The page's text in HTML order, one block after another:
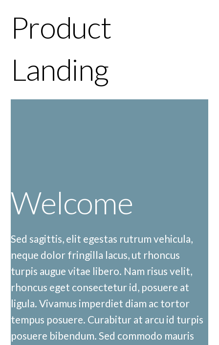
Product
Landing
Welcome
Sed sagittis, elit egestas rutrum vehicula,
neque dolor fringilla lacus, ut rhoncus
turpis augue vitae libero. Nam risus velit,
rhoncus eget consectetur id, posuere at
ligula. Vivamus imperdiet diam ac tortor
tempus posuere. Curabitur at arcu id turpis
posuere bibendum. Sed commodo mauris